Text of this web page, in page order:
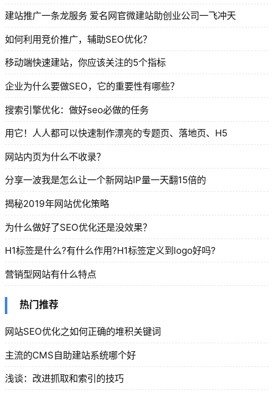
建站推广一条龙服务 爱名网官微建站助创业公司一飞冲天
如何利用竞价推广，辅助SEO优化？
移动端快速建站，你应该关注的5个指标
企业为什么要做SEO，它的重要性有哪些？
搜索引擎优化：做好seo必做的任务
用它！人人都可以快速制作漂亮的专题页、落地页、H5
网站内页为什么不收录？
分享一波我是怎么让一个新网站IP量一天翻15倍的
揭秘2019年网站优化策略
为什么做好了SEO优化还是没效果？
H1标签是什么?有什么作用?H1标签定义到logo好吗?
营销型网站有什么特点
热门推荐
网站SEO优化之如何正确的堆积关键词
主流的CMS自助建站系统哪个好
浅谈：改进抓取和索引的技巧